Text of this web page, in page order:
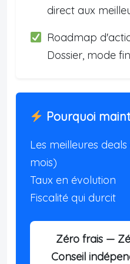
direct aux
Roadmap
Dossier, mode
Pourquoi
Les meilleures
mois)
Taux en évolution
Fiscalité qui durcit
Zéro frais —
Conseil